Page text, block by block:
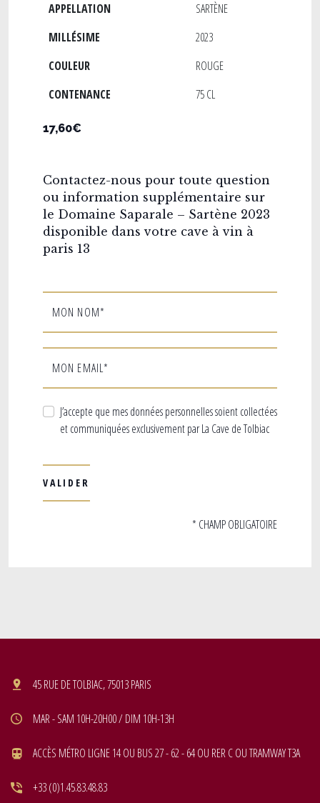
APPELLATION
SARTÈNE
MILLÉSIME
2023
COULEUR
ROUGE
CONTENANCE
75 CL
17,60€
Contactez-nous pour toute question
ou information supplémentaire sur
le Domaine Saparale – Sartène 2023
disponible dans votre cave à vin à
paris 13
MON NOM*
MON EMAIL*
J’accepte que mes données personnelles soient collectées
et communiquées exclusivement par La Cave de Tolbiac
* CHAMP OBLIGATOIRE
45 RUE DE TOLBIAC, 75013 PARIS
MAR - SAM 10H-20H00 / DIM 10H-13H
ACCÈS MÉTRO LIGNE 14 OU BUS 27 - 62 - 64 OU RER C OU TRAMWAY T3A
+33 (0)1.45.83.48.83